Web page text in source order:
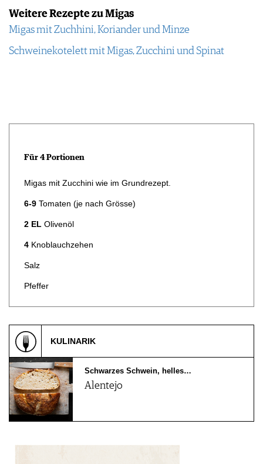
Weitere Rezepte zu Migas
Migas mit Zuchhini, Koriander und Minze
Schweinekotelett mit Migas, Zucchini und Spinat
Für 4 Portionen
Migas mit Zucchini wie im Grundrezept.
6-9 Tomaten (je nach Grösse)
2 EL Olivenöl
4 Knoblauchzehen
Salz
Pfeffer
KULINARIK
Schwarzes Schwein, helles…
Alentejo